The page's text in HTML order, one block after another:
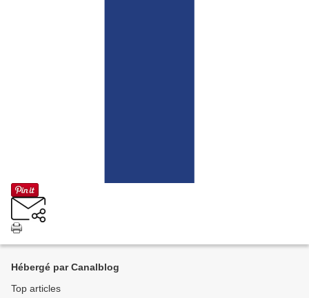
Hébergé par Canalblog
Top articles